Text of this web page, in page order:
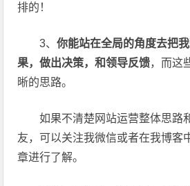
排的！
3、你能站在全局的角度去把
果，做出决策，和领导反馈，而这
晰的思路。
如果不清楚网站运营整体思路
友，可以关注我微信或者在我博客
章进行了解。